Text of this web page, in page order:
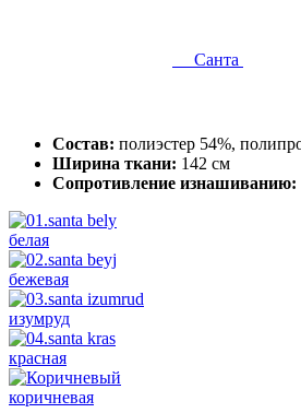
Санта
Состав: полиэстер 54%,
Ширина ткани: 142 см
Сопротивление изнашиванию:
белая
бежевая
изумруд
красная
коричневая